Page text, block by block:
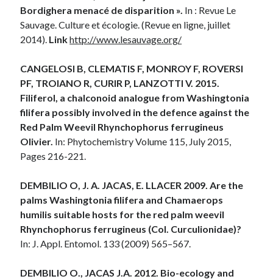
Bordighera menacé de disparition ». In : Revue Le
Sauvage. Culture et écologie. (Revue en ligne, juillet
2014). Linkhttp://www.lesauvage.org/
CANGELOSI B, CLEMATIS F, MONROY F, ROVERSI
PF, TROIANO R, CURIR P, LANZOTTI V. 2015.
Filiferol, a chalconoid analogue from Washingtonia
filifera possibly involved in the defence against the
Red Palm Weevil Rhynchophorus ferrugineus
Olivier. In: Phytochemistry Volume 115, July 2015,
Pages 216-221.
DEMBILIO O, J. A. JACAS, E. LLACER 2009. Are the
palms Washingtonia filifera and Chamaerops
humilis suitable hosts for the red palm weevil
Rhynchophorus ferrugineus (Col. Curculionidae)?
In: J. Appl. Entomol. 133 (2009) 565–567.
DEMBILIO O., JACAS J.A. 2012. Bio-ecology and